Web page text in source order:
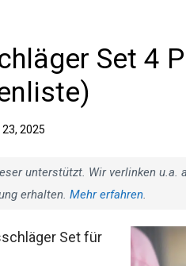
Set 4
2025
unterstützt. Wir verlinken u.a.
erhalten. Mehr erfahren.
Set für